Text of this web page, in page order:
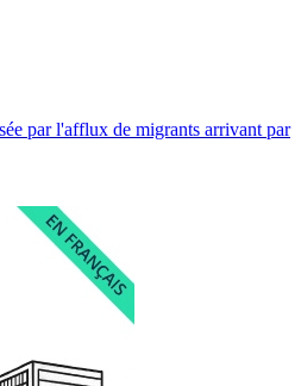
par l'afflux de migrants arrivant par